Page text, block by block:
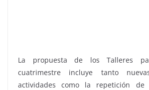
La propuesta de los Talleres
cuatrimestre incluye tanto
actividades como la repetición